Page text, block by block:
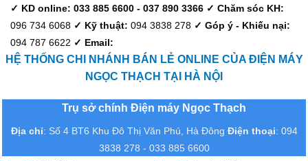
✓ KD online: 033 885 6600 - 037 890 3366 ✓ Chăm sóc KH:
096 734 6068 ✓ Kỹ thuật: 094 3838 278 ✓ Góp ý - Khiếu nại:
094 787 6622 ✓ Email:
HỆ THỐNG CHI NHÁNH BÁN LẺ ONLINE CỦA ĐIỆN MÁY
NGỌC THẠCH TẠI HÀ NỘI
Trụ sở chính Điện máy Ngọc Thạch
Địa chỉ: Số 4 BT6 Khu Đô Thị Văn Phú, Hà Đông Điện thoại: 094
3838 278 - 033 885 6600